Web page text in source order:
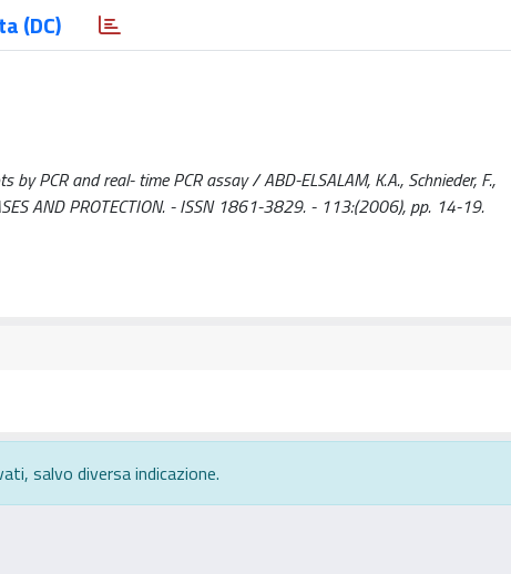
(DC)
PCR and real- time PCR assay / ABD-ELSALAM, K.A., Schnieder, F.,
AND PROTECTION. - ISSN 1861-3829. - 113:(2006), pp. 14-19.
salvo diversa indicazione.